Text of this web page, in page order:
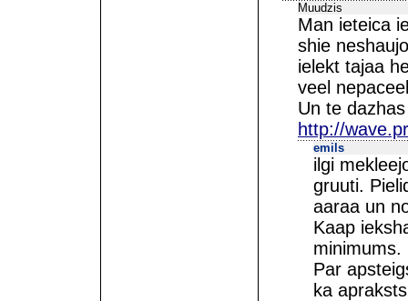
Muudzis
Man ieteica
shie
ielekt tajaa
veel
Un te
http://
emils
ilgi
gruuti.
aaraa un
Kaap
minimums.
Par
ka